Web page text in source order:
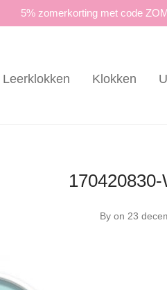
5% zomerkorting met code
Leerklokken Klokken
By on 23